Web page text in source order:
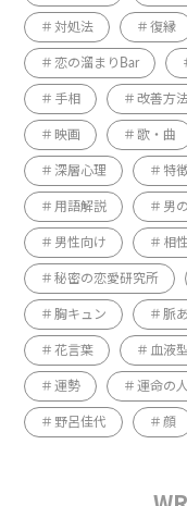
対処法 復縁
恋の溜まりBar
手相 改善方
映画 歌・曲
深層心理 特
用語解説 男
男性向け 相性
秘密の恋愛研究所
胸キュン 脈
花言葉 血液型
運勢 運命の人
野呂佳代 顔